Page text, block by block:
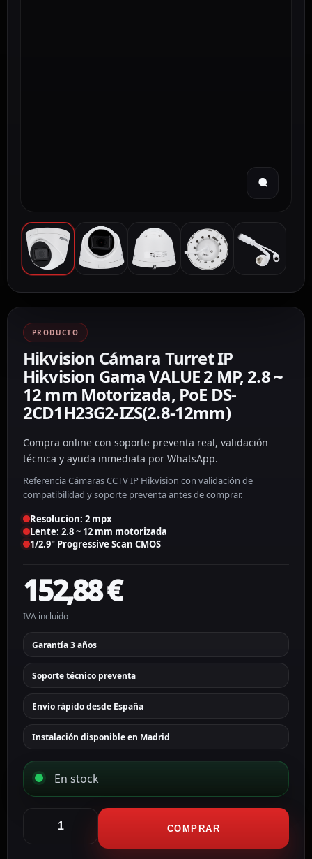
PRODUCTO
Hikvision Cámara Turret IP
Hikvision Gama VALUE 2 MP, 2.8 ~
12 mm Motorizada, PoE DS-
2CD1H23G2-IZS(2.8-12mm)
Compra online con soporte preventa real, validación
técnica y ayuda inmediata por WhatsApp.
Referencia Cámaras CCTV IP Hikvision con validación de
compatibilidad y soporte preventa antes de comprar.
Resolucion: 2 mpx
Lente: 2.8 ~ 12 mm motorizada
1/2.9" Progressive Scan CMOS
152,88€
IVA incluido
Garantía 3 años
Soporte técnico preventa
Envío rápido desde España
Instalación disponible en Madrid
En stock
Cámara
COMPRAR